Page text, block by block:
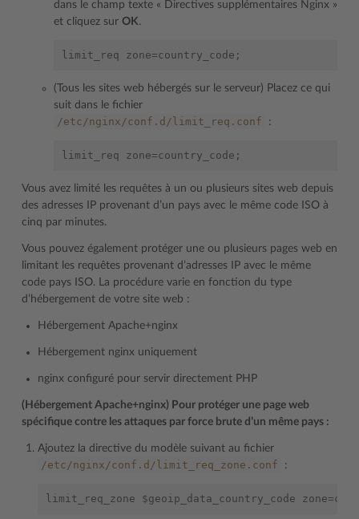
dans le champ texte « Directives supplémentaires Nginx »
et cliquez sur OK.
(Tous les sites web hébergés sur le serveur) Placez ce qui
suit dans le fichier
/etc/nginx/conf.d/limit_req.conf :
Vous avez limité les requêtes à un ou plusieurs sites web depuis
des adresses IP provenant d’un pays avec le même code ISO à
cinq par minutes.
Vous pouvez également protéger une ou plusieurs pages web en
limitant les requêtes provenant d’adresses IP avec le même
code pays ISO. La procédure varie en fonction du type
d’hébergement de votre site web :
Hébergement Apache+nginx
Hébergement nginx uniquement
nginx configuré pour servir directement PHP
(Hébergement Apache+nginx) Pour protéger une page web
spécifique contre les attaques par force brute d’un même pays :
Ajoutez la directive du modèle suivant au fichier
/etc/nginx/conf.d/limit_req_zone.conf :